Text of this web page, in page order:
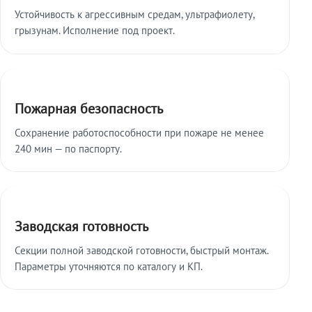
Устойчивость к агрессивным средам, ультрафиолету,
грызунам. Исполнение под проект.
Пожарная безопасность
Сохранение работоспособности при пожаре не менее
240 мин — по паспорту.
Заводская готовность
Секции полной заводской готовности, быстрый монтаж.
Параметры уточняются по каталогу и КП.